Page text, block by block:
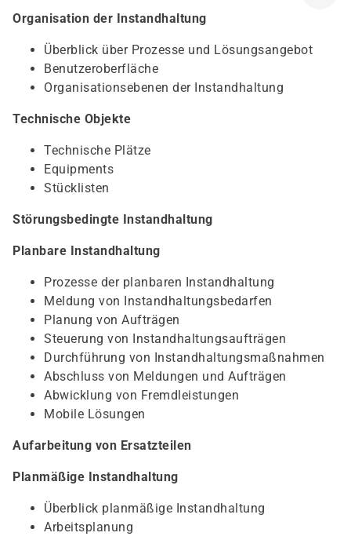
Organisation der Instandhaltung
Überblick über Prozesse und Lösungsangebot
Benutzeroberfläche
Organisationsebenen der Instandhaltung
Technische Objekte
Technische Plätze
Equipments
Stücklisten
Störungsbedingte Instandhaltung
Planbare Instandhaltung
Prozesse der planbaren Instandhaltung
Meldung von Instandhaltungsbedarfen
Planung von Aufträgen
Steuerung von Instandhaltungsaufträgen
Durchführung von Instandhaltungsmaßnahmen
Abschluss von Meldungen und Aufträgen
Abwicklung von Fremdleistungen
Mobile Lösungen
Aufarbeitung von Ersatzteilen
Planmäßige Instandhaltung
Überblick planmäßige Instandhaltung
Arbeitsplanung